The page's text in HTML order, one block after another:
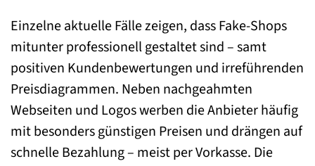
Einzelne aktuelle Fälle zeigen, dass Fake-Shops
mitunter professionell gestaltet sind – samt
positiven Kundenbewertungen und irreführenden
Preisdiagrammen. Neben nachgeahmten
Webseiten und Logos werben die Anbieter häufig
mit besonders günstigen Preisen und drängen auf
schnelle Bezahlung – meist per Vorkasse. Die